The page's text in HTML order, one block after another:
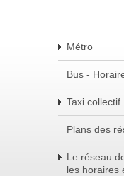
Métro
Bus -
Taxi collectif
Plans des
Le réseau
les horaires